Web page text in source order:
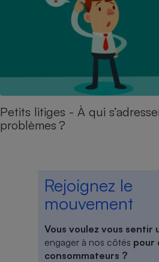
Petits litiges - À qui
problèmes ?
Rejoignez le
mouvement
Vous voulez vous sentir
engager à nos côtés pour
consommateurs ?